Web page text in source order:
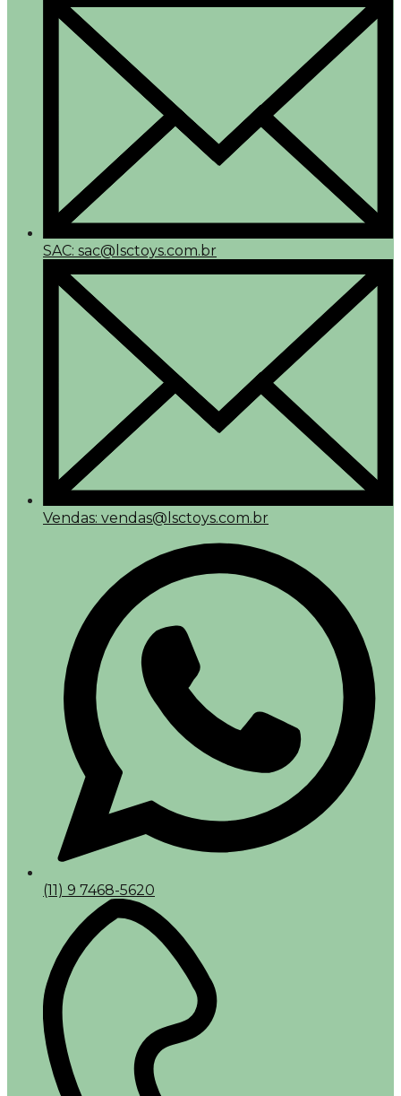
SAC: sac@lsctoys.com.br
Vendas: vendas@lsctoys.com.br
(11) 9 7468-5620